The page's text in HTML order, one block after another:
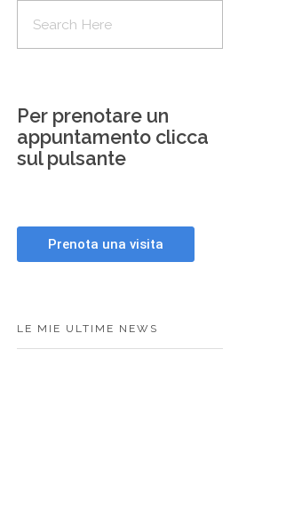
Per prenotare un
appuntamento clicca
sul pulsante
LE MIE ULTIME NEWS